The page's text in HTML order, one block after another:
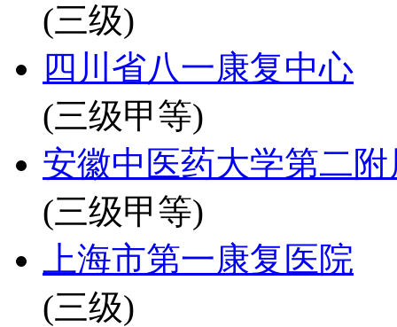
(三级)
四川省八一康复中心
(三级甲等)
安徽中医药大学第二
(三级甲等)
上海市第一康复医院
(三级)